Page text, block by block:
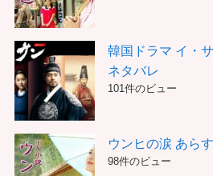
韓国ドラマ イ・
ネタバレ
101件のビュー
ウンヒの涙 あら
98件のビュー